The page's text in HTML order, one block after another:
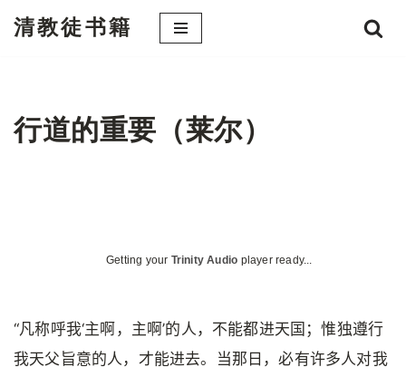
文
清教徒书籍
行道的重要（莱尔）
Getting your Trinity Audio player ready...
“凡称呼我‘主啊，主啊’的人，不能都进天国；惟独遵行
我天父旨意的人，才能进去。当那日，必有许多人对我